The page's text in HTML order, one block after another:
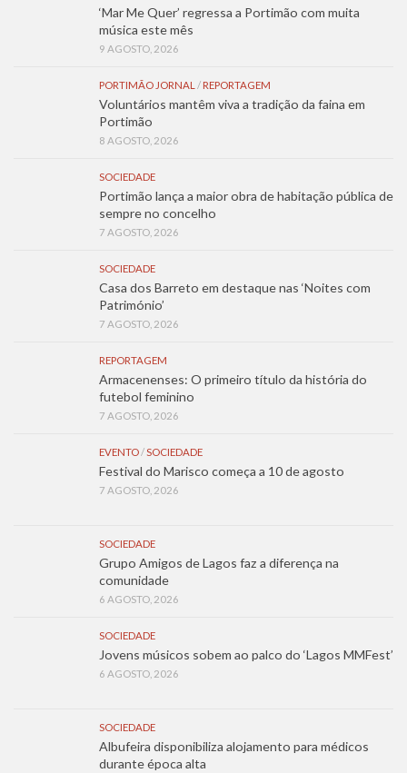
‘Mar Me Quer’ regressa a Portimão com muita
música este mês
9 AGOSTO, 2026
PORTIMÃO JORNAL / REPORTAGEM
Voluntários mantêm viva a tradição da faina em
Portimão
8 AGOSTO, 2026
SOCIEDADE
Portimão lança a maior obra de habitação pública de
sempre no concelho
7 AGOSTO, 2026
SOCIEDADE
Casa dos Barreto em destaque nas ‘Noites com
Património’
7 AGOSTO, 2026
REPORTAGEM
Armacenenses: O primeiro título da história do
futebol feminino
7 AGOSTO, 2026
EVENTO/SOCIEDADE
Festival do Marisco começa a 10 de agosto
7 AGOSTO, 2026
SOCIEDADE
Grupo Amigos de Lagos faz a diferença na
comunidade
6 AGOSTO, 2026
SOCIEDADE
Jovens músicos sobem ao palco do ‘Lagos MMFest’
6 AGOSTO, 2026
SOCIEDADE
Albufeira disponibiliza alojamento para médicos
durante época alta